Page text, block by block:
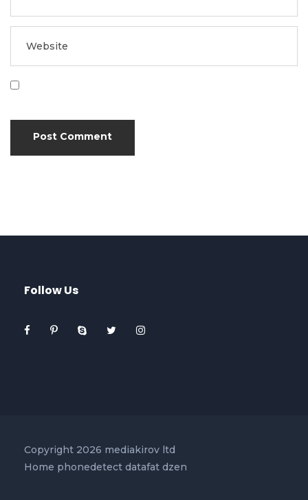
Follow Us
Copyright 2026 mediakirov ltd
Home phonedetect datafat dzen